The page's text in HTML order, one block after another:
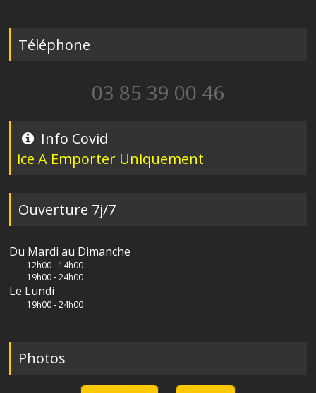
Téléphone
03 85 39 00 46
Info Covid
Emporter Uniquement
Ouverture 7j/7
Du Mardi au Dimanche
12h00 - 14h00
19h00 - 24h00
Le Lundi
19h00 - 24h00
Photos